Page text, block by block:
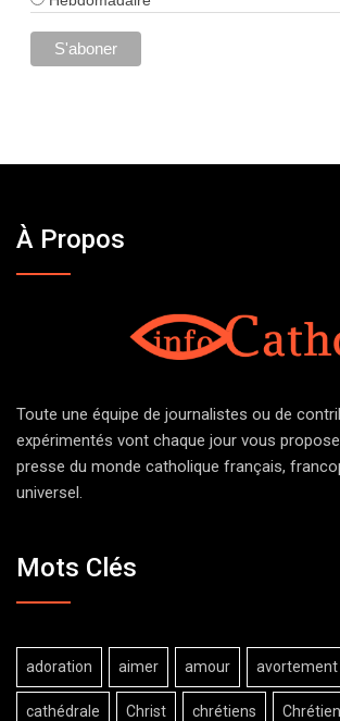
À Propos
Toute une équipe de journalistes ou de
expérimentés vont chaque jour vous
presse du monde catholique français,
universel.
Mots Clés
adoration aimer amour avortement
cathédrale Christ chrétiens